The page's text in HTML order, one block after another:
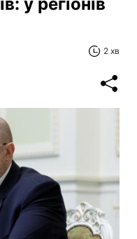
2 хв